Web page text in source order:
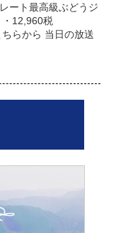
ート最高級ぶどうジ
・12,960税
らから 当日の放送